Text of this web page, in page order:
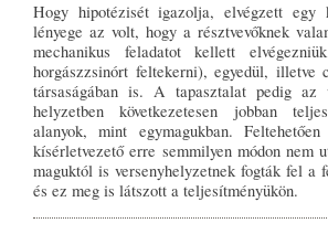
Hogy hipotézisét igazolja, elvégzett egy
lényege az volt, hogy a résztvevőknek
mechanikus feladatot kellett
horgászzsinórt feltekerni), egyedül, illetve
társaságában is. A tapasztalat pedig
helyzetben következetesen jobban
alanyok, mint egymagukban.
kísérletvezető erre semmilyen módon nem
maguktól is versenyhelyzetnek fogták fel a
és ez meg is látszott a teljesítményükön.